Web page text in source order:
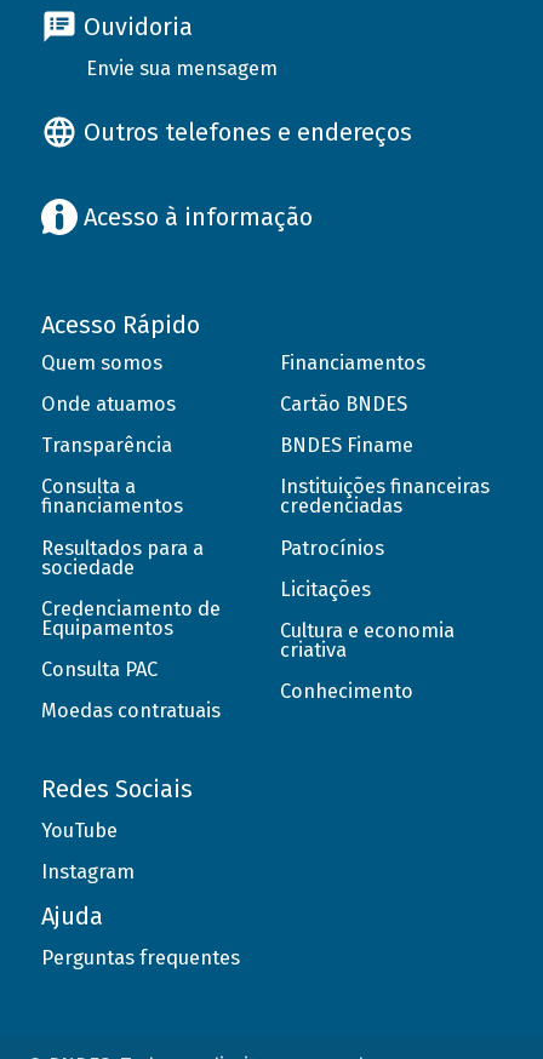
Ouvidoria
Envie sua mensagem
Outros telefones e endereços
Acesso à informação
Acesso Rápido
Quem somos
Onde atuamos
Transparência
Consulta a
financiamentos
Resultados para a
sociedade
Credenciamento de
Equipamentos
Consulta PAC
Moedas contratuais
Financiamentos
Cartão BNDES
BNDES Finame
Instituições financeiras
credenciadas
Patrocínios
Licitações
Cultura e economia
criativa
Conhecimento
Redes Sociais
YouTube
Instagram
Ajuda
Perguntas frequentes